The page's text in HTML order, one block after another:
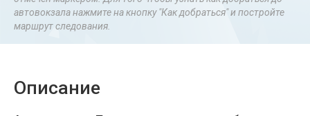
автовокзала нажмите на кнопку "Как добраться" и постройте
маршрут следования.
Описание